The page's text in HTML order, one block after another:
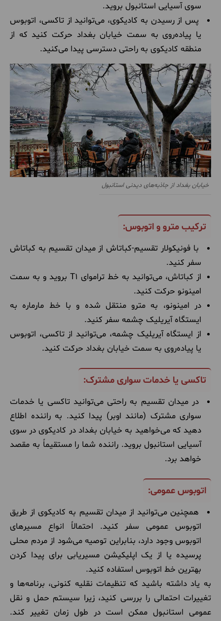
سوی آسیایی استانبول بروید.
پس از رسیدن به کادیکوی، می‌توانید از تاکسی، اتوبوس
یا پیاده‌روی به سمت خیابان بغداد حرکت کنید که از
منطقه کادیکوی به راحتی دسترسی پیدا می‌کنید.
خیابان بغداد از جاذبه‌های دیدنی استانبول
ترکیب مترو و اتوبوس:
با فونیکولار تقسیم-کباتاش از میدان تقسیم به کباتاش
سفر کنید.
از کباتاش، می‌توانید به خط تراموای T1 بروید و به سمت
امینونو حرکت کنید.
در امینونو، به مترو منتقل شده و با خط مارماره به
ایستگاه آیریلیک چشمه سفر کنید.
از ایستگاه آیریلیک چشمه، می‌توانید از تاکسی، اتوبوس
یا پیاده‌روی به سمت خیابان بغداد حرکت کنید.
تاکسی یا خدمات سواری مشترک:
در میدان تقسیم به راحتی می‌توانید تاکسی یا خدمات
سواری مشترک (مانند اوبر) پیدا کنید. به راننده اطلاع
دهید که می‌خواهید به خیابان بغداد در کادیکوی در سوی
آسیایی استانبول بروید. راننده شما را مستقیماً به مقصد
خواهد برد.
اتوبوس عمومی:
همچنین می‌توانید از میدان تقسیم به کادیکوی از طریق
اتوبوس عمومی سفر کنید. احتمالاً انواع مسیرهای
اتوبوس وجود دارد، بنابراین توصیه می‌شود از مردم محلی
پرسیده یا از یک اپلیکیشن مسیریابی برای پیدا کردن
بهترین خط اتوبوس استفاده کنید.
به یاد داشته باشید که تنظیمات نقلیه کنونی، برنامه‌ها و
تغییرات احتمالی را بررسی کنید، زیرا سیستم حمل و نقل
عمومی استانبول ممکن است در طول زمان تغییر کند.